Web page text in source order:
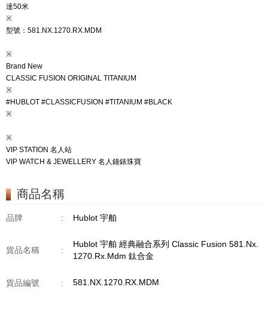
達50米
※
型號：581.NX.1270.RX.MDM
※
Brand New
CLASSIC FUSION ORIGINAL TITANIUM
※
#HUBLOT #CLASSICFUSION #TITANIUM #BLACK
※
※
VIP STATION 名人站
VIP WATCH & JEWELLERY 名人鐘錶珠寶
商品名稱
品牌 : Hublot 宇舶
貨品名稱 :
Hublot 宇舶 經典融合系列 Classic Fusion 581.Nx.
1270.Rx.Mdm 鈦合金
貨品編號 : 581.NX.1270.RX.MDM